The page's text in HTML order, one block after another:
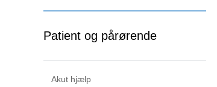
Patient og pårørende
Akut hjælp